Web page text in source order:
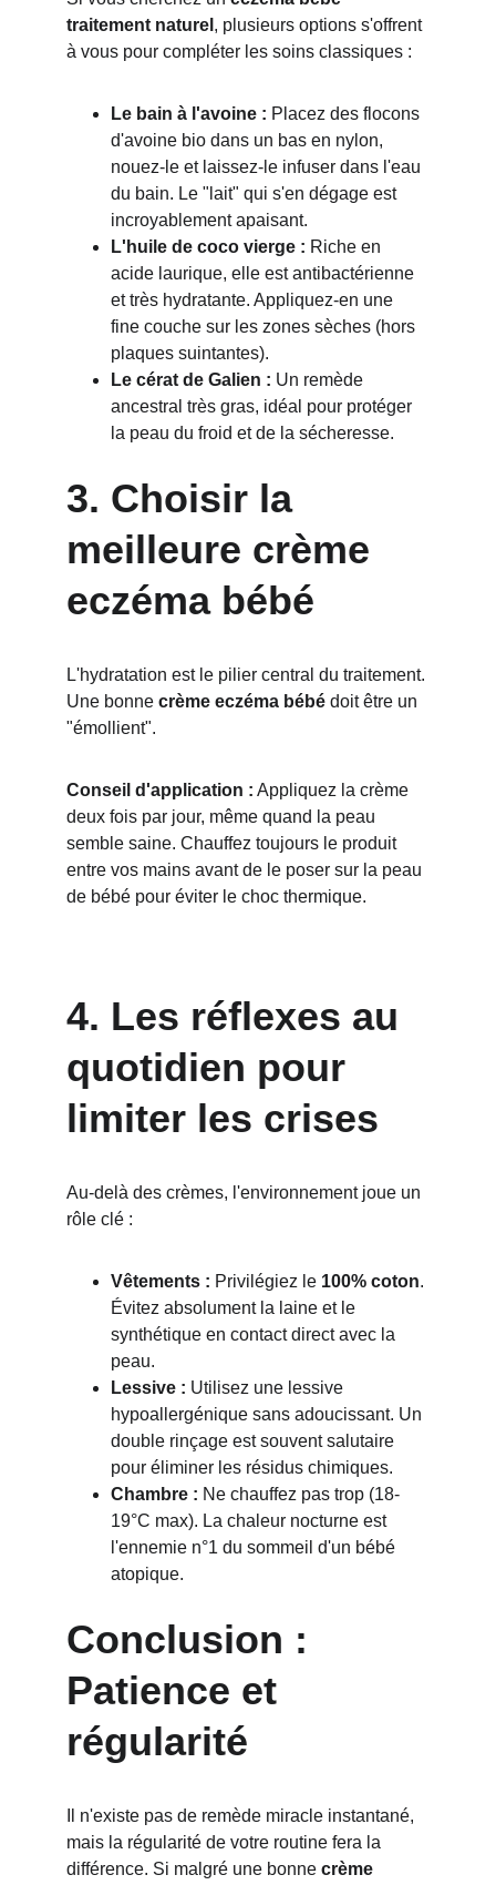
traitement naturel , plusieurs options s'offrent
à vous pour compléter les soins classiques :
Le bain à l'avoine : Placez des flocons
d'avoine bio dans un bas en nylon,
nouez-le et laissez-le infuser dans l'eau
du bain. Le "lait" qui s'en dégage est
incroyablement apaisant.
L'huile de coco vierge : Riche en
acide laurique, elle est antibactérienne
et très hydratante. Appliquez-en une
fine couche sur les zones sèches (hors
plaques suintantes).
Le cérat de Galien : Un remède
ancestral très gras, idéal pour protéger
la peau du froid et de la sécheresse.
3. Choisir la
meilleure crème
eczéma bébé
L'hydratation est le pilier central du traitement.
Une bonne crème eczéma bébé doit être un
"émollient".
Conseil d'application : Appliquez la crème
deux fois par jour, même quand la peau
semble saine. Chauffez toujours le produit
entre vos mains avant de le poser sur la peau
de bébé pour éviter le choc thermique.
4. Les réflexes au
quotidien pour
limiter les crises
Au-delà des crèmes, l'environnement joue un
rôle clé :
Vêtements : Privilégiez le 100% coton.
Évitez absolument la laine et le
synthétique en contact direct avec la
peau.
Lessive : Utilisez une lessive
hypoallergénique sans adoucissant. Un
double rinçage est souvent salutaire
pour éliminer les résidus chimiques.
Chambre : Ne chauffez pas trop (18-
19°C max). La chaleur nocturne est
l'ennemie n°1 du sommeil d'un bébé
atopique.
Conclusion :
Patience et
régularité
Il n'existe pas de remède miracle instantané,
mais la régularité de votre routine fera la
différence. Si malgré une bonne crème